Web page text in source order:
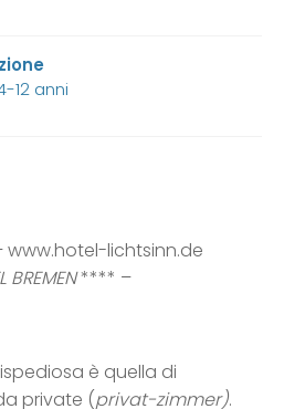
12 anni
lichtsinn.de
BREMEN**** –
è quella di
private (privat-zimmer).